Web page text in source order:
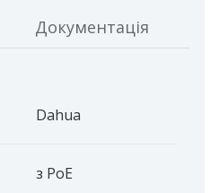
Документація
Dahua
з PoE